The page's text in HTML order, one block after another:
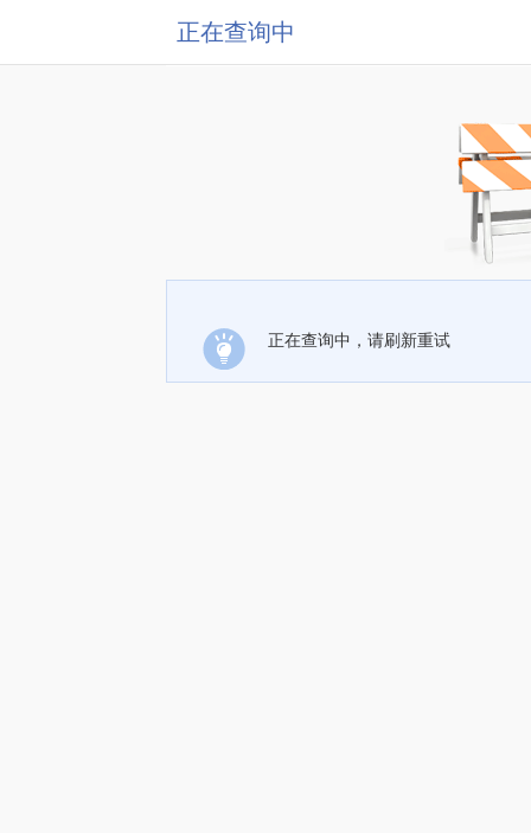
正在查询中
正在查询中，请刷新重试